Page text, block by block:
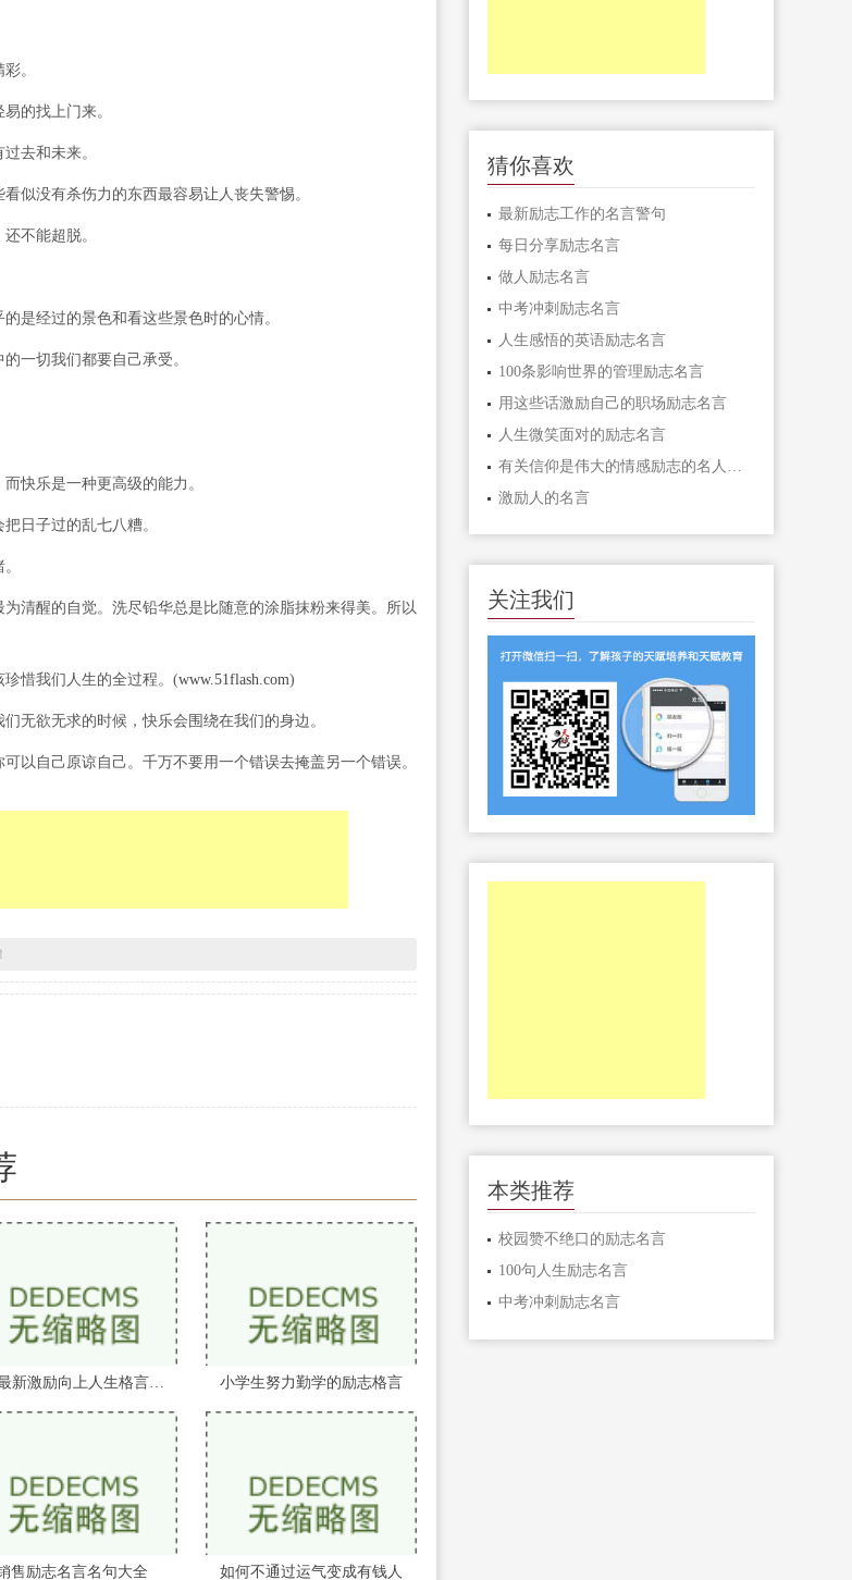
。
的找上门来。
去和未来。
没有杀伤力的东西最容易让人丧失警惕。
不能超脱。
经过的景色和看这些景色时的心情。
一切我们都要自己承受。
快乐是一种更高级的能力。
日子过的乱七八糟。
醒的自觉。洗尽铅华总是比随意的涂脂抹粉来得美。所以
惜我们人生的全过程。(www.51flash.com)
欲无求的时候，快乐会围绕在我们的身边。
自己原谅自己。千万不要用一个错误去掩盖另一个错误。
关于最新激励向上人生格言摘抄大全 小学生努力勤学的励志格言
售励志名言名句大全 如何不通过运气变成有钱人
猜你喜欢
最新励志工作的名言警句
每日分享励志名言
做人励志名言
中考冲刺励志名言
人生感悟的英语励志名言
100条影响世界的管理励志名言
用这些话激励自己的职场励志名言
人生微笑面对的励志名言
激励人的名言
关注我们
本类推荐
校园赞不绝口的励志名言
100句人生励志名言
中考冲刺励志名言